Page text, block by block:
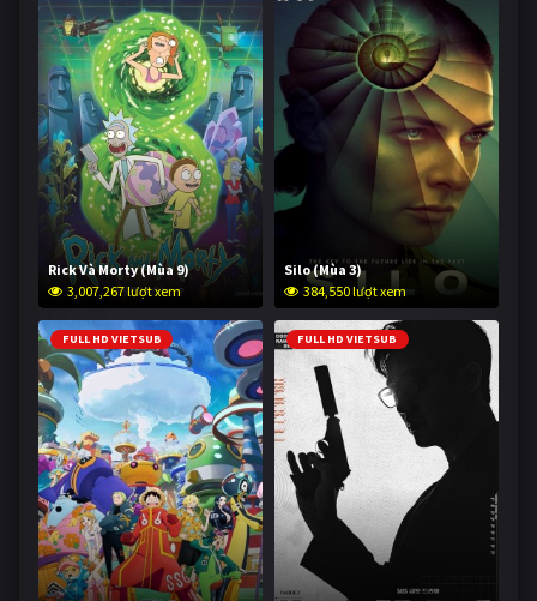
Rick Và Morty (Mùa 9)
3,007,267 lượt xem
Silo (Mùa 3)
384,550 lượt xem
FULL HD VIETSUB FULL HD VIETSUB